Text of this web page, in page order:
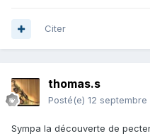
Citer
thomas.s
Posté(e) 12 septembre
Sympa la découverte de